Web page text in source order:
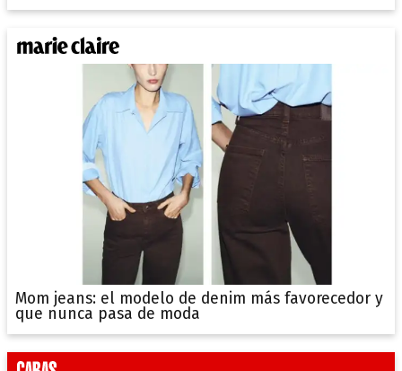
Mom jeans: el modelo de denim más favorecedor y
que nunca pasa de moda